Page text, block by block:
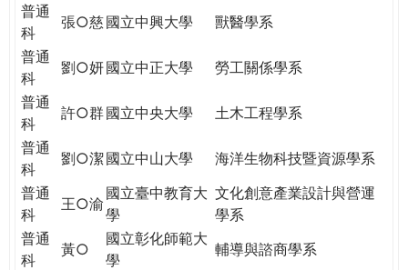
民。
WAGOR
TODAY
THE
WORLD
TOMORROW
PUTTING
YOU
THE
PATH
普通
科
張○慈國立中興大學
獸醫學系
普通
科
劉○妍國立中正大學
勞工關係學系
普通
科
許○群國立中央大學
土木工程學系
普通
科
劉○潔國立中山大學
海洋生物科技暨資源學系
普通
科
王○渝
國立臺中教育大
學
文化創意產業設計與營運
學系
普通
科
黃○
國立彰化師範大
學
輔導與諮商學系